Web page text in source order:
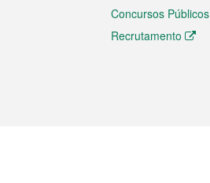
Concursos Públicos
Recrutamento